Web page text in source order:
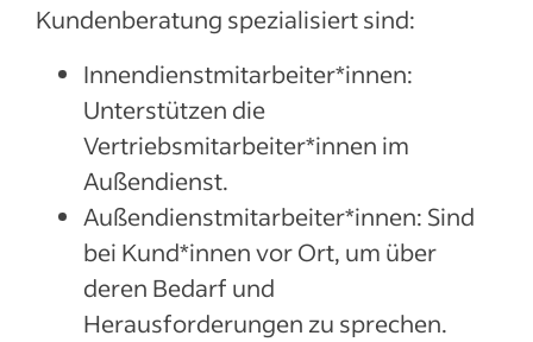
Kundenberatung spezialisiert sind:
Innendienstmitarbeiter*innen:
Unterstützen die
Vertriebsmitarbeiter*innen im
Außendienst.
Außendienstmitarbeiter*innen: Sind
bei Kund*innen vor Ort, um über
deren Bedarf und
Herausforderungen zu sprechen.